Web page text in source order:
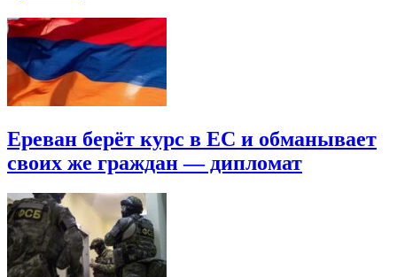
Ереван берёт курс в ЕС и обманывает
своих же граждан — дипломат